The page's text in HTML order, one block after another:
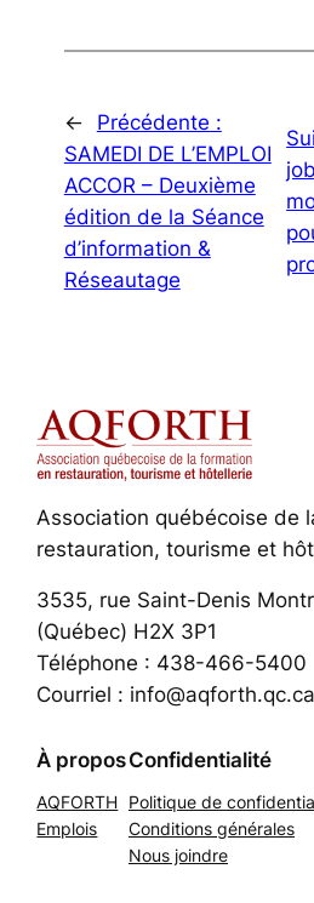
←
Précédente :
SAMEDI DE L’EMPLOI
ACCOR – Deuxième
édition de la Séance
d’information &
Réseautage
Association québécoise de
restauration, tourisme et
3535, rue Saint-Denis
(Québec) H2X 3P1
Téléphone : 438-466-5400
Courriel : info@aqforth.qc.ca
À propos
AQFORTH
Emplois
Confidentialité
Politique de
Conditions générales
Nous joindre